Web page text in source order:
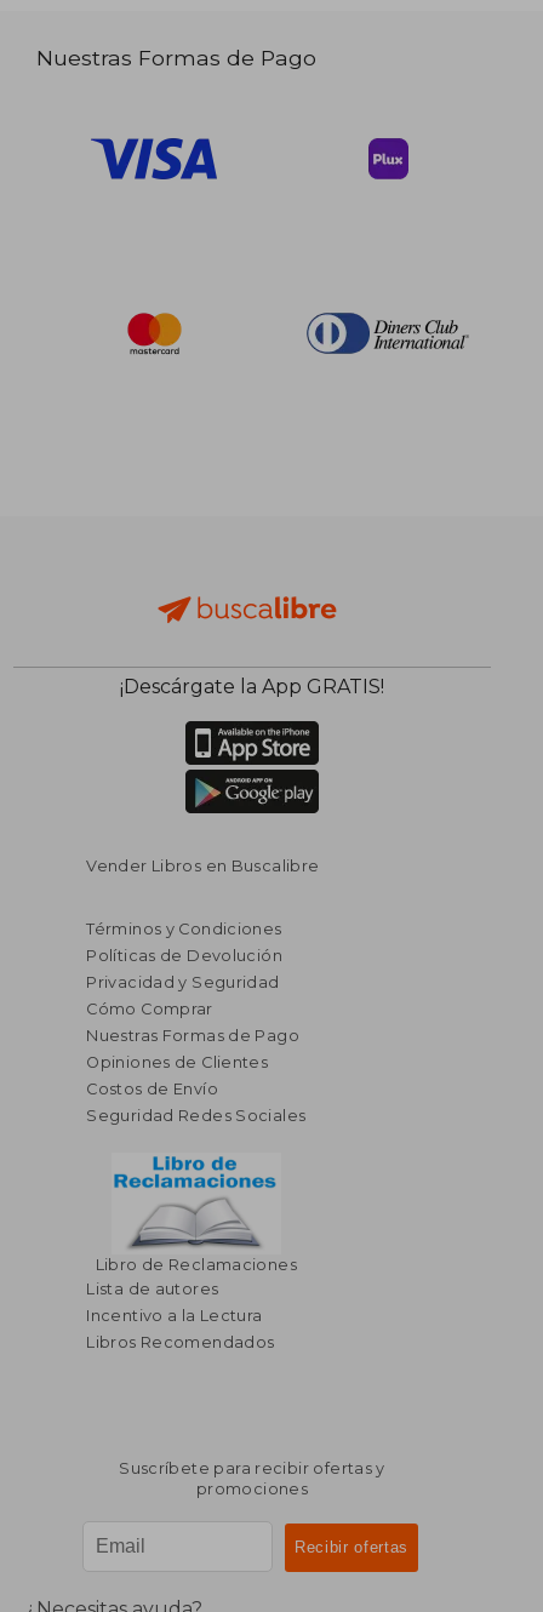
Nuestras Formas de Pago
¡Descárgate la App GRATIS!
Vender Libros en Buscalibre
Términos y Condiciones
Políticas de Devolución
Privacidad y Seguridad
Cómo Comprar
Nuestras Formas de Pago
Opiniones de Clientes
Costos de Envío
Seguridad Redes Sociales
Libro de Reclamaciones
Lista de autores
Incentivo a la Lectura
Libros Recomendados
Suscríbete para recibir ofertas y
promociones